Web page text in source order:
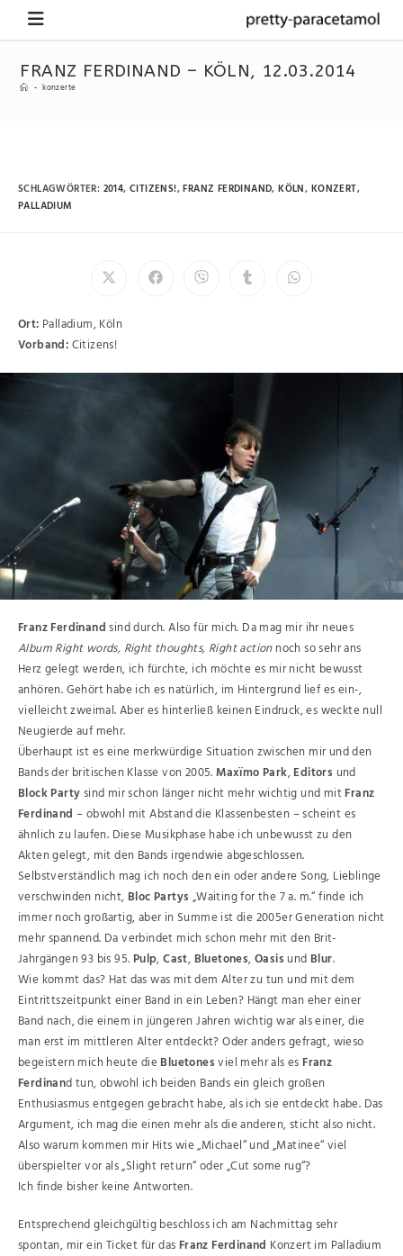
FRANZ FERDINAND – KÖLN, 12.03.2014
- konzerte
SCHLAGWÖRTER: 2014, CITIZENS!,FRANZ FERDINAND, KÖLN, KONZERT,
PALLADIUM
Ort: Palladium, Köln
Vorband:Citizens!
Franz Ferdinandsind durch. Also für mich. Da mag mir ihr neues
Album Right words, Right thoughts, Right actionnoch so sehr ans
Herz gelegt werden, ich fürchte, ich möchte es mir nicht bewusst
anhören. Gehört habe ich es natürlich, im Hintergrund lief es ein-,
vielleicht zweimal. Aber es hinterließ keinen Eindruck, es weckte null
Neugierde auf mehr.
Überhaupt ist es eine merkwürdige Situation zwischen mir und den
Bands der britischen Klasse von 2005.Maxïmo Park,Editors und
Block Partysind mir schon länger nicht mehr wichtig und mitFranz
Ferdinand – obwohl mit Abstand die Klassenbesten – scheint es
ähnlich zu laufen. Diese Musikphase habe ich unbewusst zu den
Akten gelegt, mit den Bands irgendwie abgeschlossen.
Selbstverständlich mag ich noch den ein oder andere Song, Lieblinge
verschwinden nicht, Bloc Partys „Waiting for the 7 a. m.“ finde ich
immer noch großartig, aber in Summe ist die 2005er Generation nicht
mehr spannend. Da verbindet mich schon mehr mit den Brit-
Jahrgängen 93 bis 95. Pulp,Cast, Bluetones,Oasis und Blur.
Wie kommt das? Hat das was mit dem Alter zu tun und mit dem
Eintrittszeitpunkt einer Band in ein Leben? Hängt man eher einer
Band nach, die einem in jüngeren Jahren wichtig war als einer, die
man erst im mittleren Alter entdeckt? Oder anders gefragt, wieso
begeistern mich heute dieBluetonesviel mehr als es Franz
Ferdinand tun, obwohl ich beiden Bands ein gleich großen
Enthusiasmus entgegen gebracht habe, als ich sie entdeckt habe. Das
Argument, ich mag die einen mehr als die anderen, sticht also nicht.
Also warum kommen mir Hits wie „Michael“ und „Matinee“ viel
überspielter vor als „Slight return“ oder „Cut some rug“?
Ich finde bisher keine Antworten.
Entsprechend gleichgültig beschloss ich am Nachmittag sehr
spontan, mir ein Ticket für das Franz Ferdinand Konzert im Palladium